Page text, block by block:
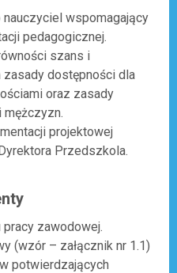
wspomagający
pedagogicznej.
szans i
dostępności dla
oraz zasady
projektowej
Przedszkola.
zawodowej.
(wzór – załącznik nr 1.1)
potwierdzających